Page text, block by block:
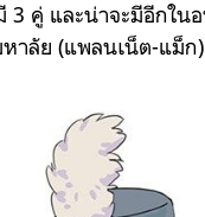
คู่ และน่าจะมีอีกในอ
ลัย (แพลนเน็ต-แม็ก